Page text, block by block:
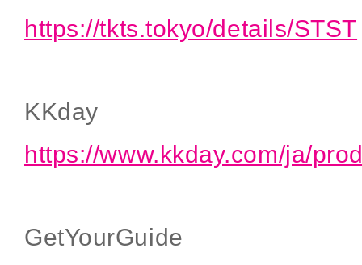
https://tkts.tokyo/details/STST
KKday
https://www.kkday.com/ja/
GetYourGuide